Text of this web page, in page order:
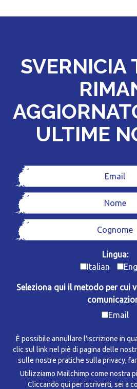
SVERNICIA
ULTIME
Lingua:
Italian
Seleziona qui il metodo per cui
Email
È possibile annullare l'iscrizione in
clic sul link nel piè di pagina delle
sulle nostre pratiche sulla privacy,
Utilizziamo Mailchimp come nostra
Cliccando qui per iscriverti, sei a